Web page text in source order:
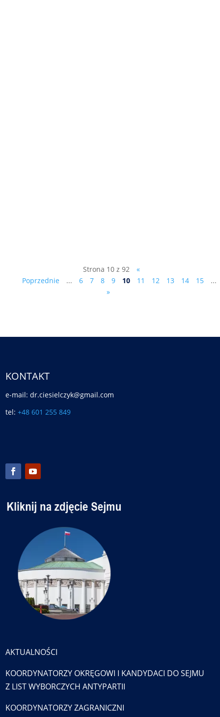
Strona 10 z 92
«
Poprzednie
... 6 7 8 9 10 11 12 13 14 15
...
»
KONTAKT
e-mail: dr.ciesielczyk@gmail.com
tel:+48 601 255 849
AKTUALNOŚCI
KOORDYNATORZY OKRĘGOWI I KANDYDACI DO SEJMU
Z LIST WYBORCZYCH ANTYPARTII
KOORDYNATORZY ZAGRANICZNI